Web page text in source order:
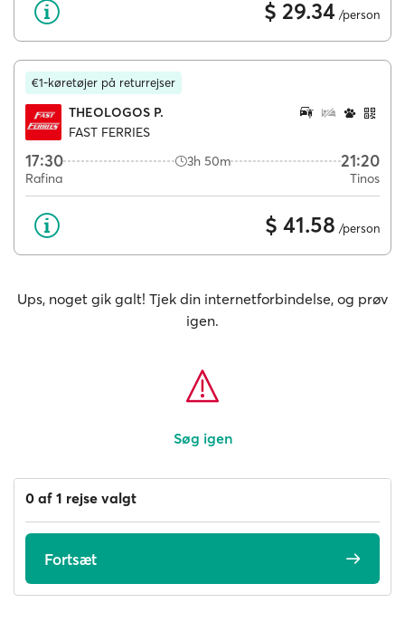
$ 29.34 /person
€1-køretøjer på returrejser
THEOLOGOS P.
FAST FERRIES
17:30 3h 50m 21:20
Rafina Tinos
$ 41.58 /person
Ups, noget gik galt! Tjek din internetforbindelse, og prøv
igen.
Søg igen
0 af 1 rejse valgt
Fortsæt